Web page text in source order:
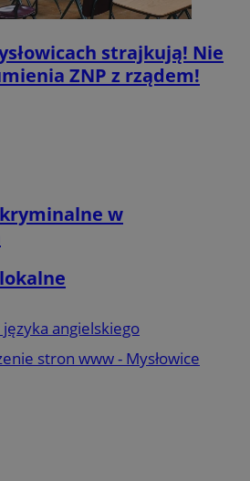
strajkują! Nie
ZNP z rządem!
w
języka angielskiego
stron www - Mysłowice